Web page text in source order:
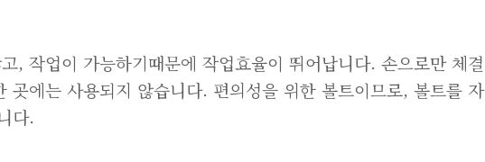
, 작업이 가능하기때문에 작업효율이 뛰어납니다. 손으로만 체결
곳에는 사용되지 않습니다. 편의성을 위한 볼트이므로, 볼트를 자
다.